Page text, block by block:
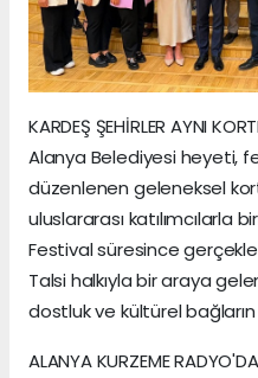
KARDEŞ ŞEHİRLER AYNI
Alanya Belediyesi heyeti,
düzenlenen geleneksel
uluslararası katılımcılarla
Festival süresince
Talsi halkıyla bir araya
dostluk ve kültürel
ALANYA KURZEME